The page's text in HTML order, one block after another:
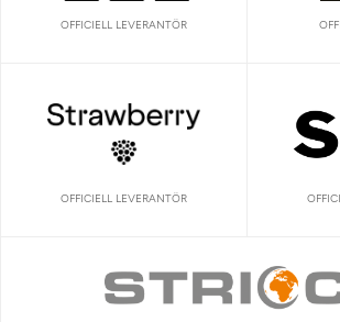
OFFICIELL LEVERANTÖR
OFFICIELL LEVERANTÖR